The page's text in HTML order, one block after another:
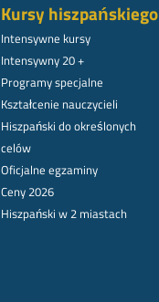
Kursy hiszpańskiego
Intensywne kursy
Intensywny 20 +
Programy specjalne
Kształcenie nauczycieli
Hiszpański do określonych
celów
Oficjalne egzaminy
Ceny 2026
Hiszpański w 2 miastach